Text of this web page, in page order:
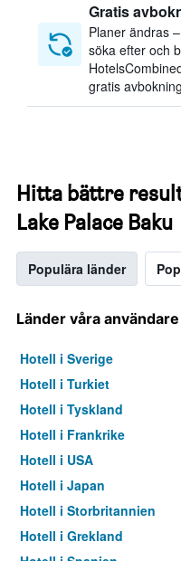
Gratis
Planer ändras
söka efter och
gratis
Hitta bättre
Lake Palace Baku
Populära länder
Länder våra
Hotell i Sverige
Hotell i Turkiet
Hotell i Tyskland
Hotell i Frankrike
Hotell i USA
Hotell i Japan
Hotell i Storbritannien
Hotell i Grekland